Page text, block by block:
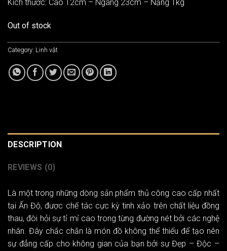
Kích thước: Cao 12cm – Ngang 23cm – Nặng 1kg
Out of stock
Category: Linh vật
DESCRIPTION
REVIEWS (0)
Là một trong những dòng sản phẩm thủ công cao cấp nhất
tại Ấn Độ, được chế tác cực kỳ tinh xảo trên chất liệu đồng
thau, đòi hỏi sự tỉ mỉ cao trong từng đường nét bởi các nghệ
nhân. Đây chắc chắn là món đồ không thể thiếu để tạo nên
sự đẳng cấp cho không gian của bạn bởi sự Đẹp – Độc –